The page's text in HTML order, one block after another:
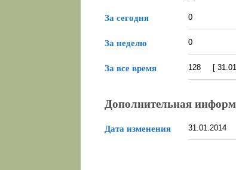
За сегодня 0
За неделю 0
За все время 128 [
Дополнительная
Дата изменения 31.01.2014